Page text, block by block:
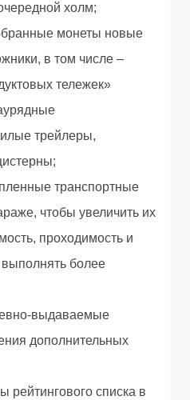
холм;
монеты новые
в том числе –
тележек»
трейлеры,
транспортные
чтобы увеличить их
проходимость и
более
выдаваемые
дополнительных
рейтингового списка в